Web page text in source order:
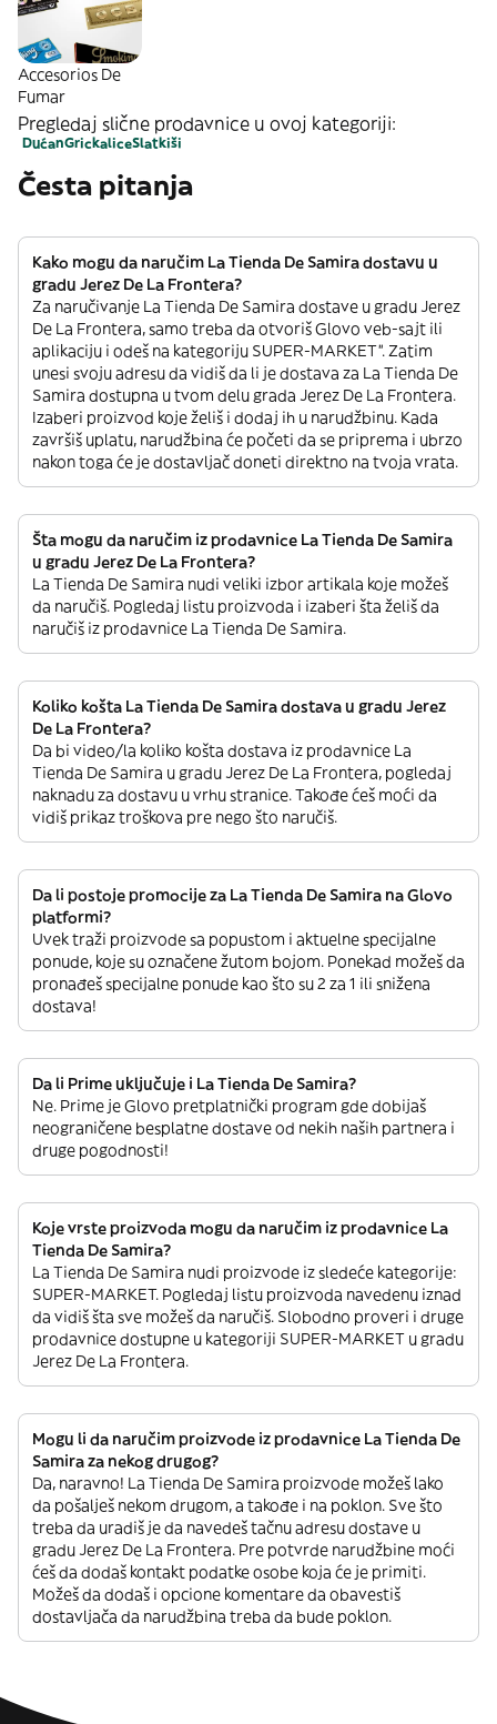
Accesorios De
Fumar
Pregledaj slične prodavnice u ovoj kategoriji:
DućanGrickaliceSlatkiši
Česta pitanja
Kako mogu da naručim La Tienda De Samira dostavu u
gradu Jerez De La Frontera?
Za naručivanje La Tienda De Samira dostave u gradu Jerez
De La Frontera, samo treba da otvoriš Glovo veb-sajt ili
aplikaciju i odeš na kategoriju SUPER-MARKET”. Zatim
unesi svoju adresu da vidiš da li je dostava za La Tienda De
Samira dostupna u tvom delu grada Jerez De La Frontera.
Izaberi proizvod koje želiš i dodaj ih u narudžbinu. Kada
završiš uplatu, narudžbina će početi da se priprema i ubrzo
nakon toga će je dostavljač doneti direktno na tvoja vrata.
Šta mogu da naručim iz prodavnice La Tienda De Samira
u gradu Jerez De La Frontera?
La Tienda De Samira nudi veliki izbor artikala koje možeš
da naručiš. Pogledaj listu proizvoda i izaberi šta želiš da
naručiš iz prodavnice La Tienda De Samira.
Koliko košta La Tienda De Samira dostava u gradu Jerez
De La Frontera?
Da bi video/la koliko košta dostava iz prodavnice La
Tienda De Samira u gradu Jerez De La Frontera, pogledaj
naknadu za dostavu u vrhu stranice. Takođe ćeš moći da
vidiš prikaz troškova pre nego što naručiš.
Da li postoje promocije za La Tienda De Samira na Glovo
platformi?
Uvek traži proizvode sa popustom i aktuelne specijalne
ponude, koje su označene žutom bojom. Ponekad možeš da
pronađeš specijalne ponude kao što su 2 za 1 ili snižena
dostava!
Da li Prime uključuje i La Tienda De Samira?
Ne. Prime je Glovo pretplatnički program gde dobijaš
neograničene besplatne dostave od nekih naših partnera i
druge pogodnosti!
Koje vrste proizvoda mogu da naručim iz prodavnice La
Tienda De Samira?
La Tienda De Samira nudi proizvode iz sledeće kategorije:
SUPER-MARKET. Pogledaj listu proizvoda navedenu iznad
da vidiš šta sve možeš da naručiš. Slobodno proveri i druge
prodavnice dostupne u kategoriji SUPER-MARKET u gradu
Jerez De La Frontera.
Mogu li da naručim proizvode iz prodavnice La Tienda De
Samira za nekog drugog?
Da, naravno! La Tienda De Samira proizvode možeš lako
da pošalješ nekom drugom, a takođe i na poklon. Sve što
treba da uradiš je da navedeš tačnu adresu dostave u
gradu Jerez De La Frontera. Pre potvrde narudžbine moći
ćeš da dodaš kontakt podatke osobe koja će je primiti.
Možeš da dodaš i opcione komentare da obavestiš
dostavljača da narudžbina treba da bude poklon.